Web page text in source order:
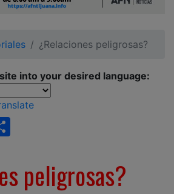
¿Relaciones peligrosas?
into your desired language:
peligrosas?